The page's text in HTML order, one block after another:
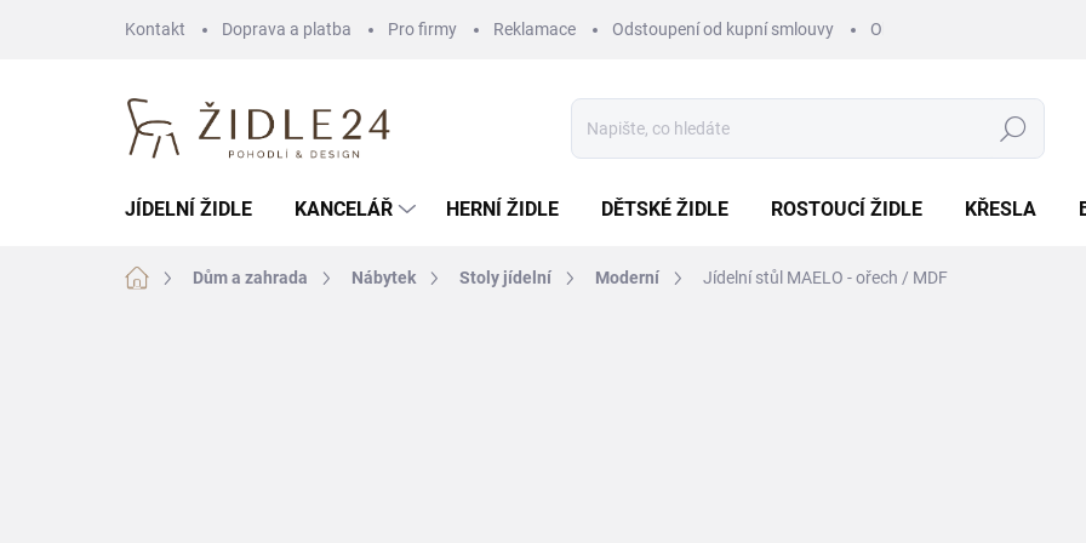
Kontakt Doprava a platba Pro firmy Reklamace Odstoupení od kupní smlouvy Obchodní podmínky
Hledat
JÍDELNÍ ŽIDLE KANCELÁŘ HERNÍ ŽIDLE DĚTSKÉ ŽIDLE ROSTOUCÍ ŽIDLE KŘESLA
Domů Dům a zahrada Nábytek Stoly jídelní Moderní Jídelní stůl MAELO - ořech / MDF